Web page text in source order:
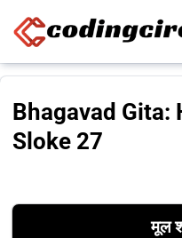
Bhagavad Gita:
Sloke 27
मूल